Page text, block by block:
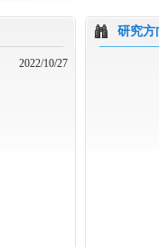
2022/10/27
研究方